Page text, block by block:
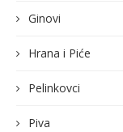
Ginovi
Hrana i Piće
Pelinkovci
Piva